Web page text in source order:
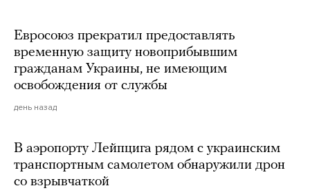
Евросоюз прекратил предоставлять
временную защиту новоприбывшим
гражданам Украины, не имеющим
освобождения от службы
день назад
В аэропорту Лейпцига рядом с украинским
транспортным самолетом обнаружили дрон
со взрывчаткой